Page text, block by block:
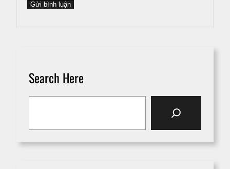
Search Here
a